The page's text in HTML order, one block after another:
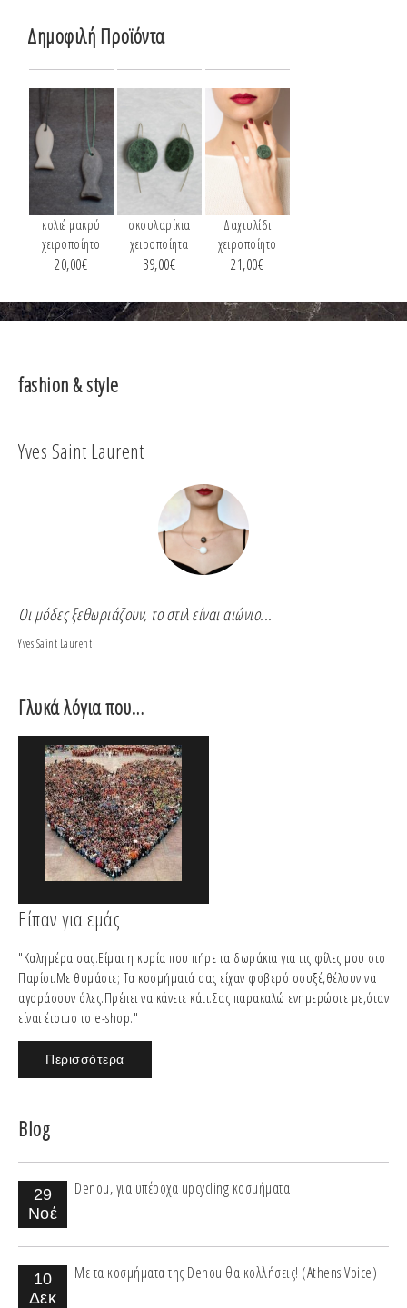
Δημοφιλή Προϊόντα
κολιέ μακρύ
χειροποίητο
20,00€
σκουλαρίκια
χειροποίητα
39,00€
Δαχτυλίδι
χειροποίητο
21,00€
fashion & style
Yves Saint Laurent
Οι μόδες ξεθωριάζουν, το στιλ είναι αιώνιο...
Yves Saint Laurent
Γλυκά λόγια που…
Είπαν για εμάς
"Καλημέρα σας.Είμαι η κυρία που πήρε τα δωράκια για τις φίλες μου στο
Παρίσι.Με θυμάστε; Τα κοσμήματά σας είχαν φοβερό σουξέ,θέλουν να
αγοράσουν όλες.Πρέπει να κάνετε κάτι.Σας παρακαλώ ενημερώστε με,όταν
είναι έτοιμο το e-shop."
Περισσότερα
Blog
29
Νοέ
Denou, για υπέροχα upcycling κοσμήματα
10
Δεκ
Με τα κοσμήματα της Denou θα κολλήσεις! (Athens Voice)